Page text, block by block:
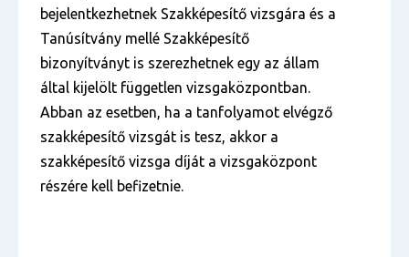
bejelentkezhetnek Szakképesítő vizsgára és a
Tanúsítvány mellé Szakképesítő
bizonyítványt is szerezhetnek egy az állam
által kijelölt független vizsgaközpontban.
Abban az esetben, ha a tanfolyamot elvégző
szakképesítő vizsgát is tesz, akkor a
szakképesítő vizsga díját a vizsgaközpont
részére kell befizetnie.